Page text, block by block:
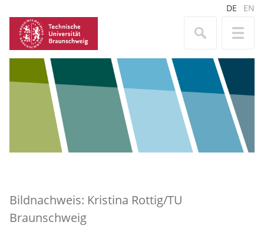
DE EN
Bildnachweis: Kristina Rottig/TU
Braunschweig